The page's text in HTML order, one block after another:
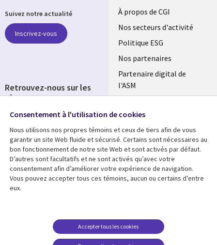
Useful
links
FRANCE
À propos de CGI
Nos secteurs d'activité
Politique ESG
Nos partenaires
Partenaire digital de
l'ASM
Fusions
Ressources
Library
Links
Articles
Blog
Support
Legal
Accessibilité
conditions juridiques
FAQ Carrières
Suivez notre actualité
Inscrivez-vous
Retrouvez-nous sur les
réseaux
Social
Media
FRANCE
Consentement à l'utilisation de cookies
Nous utilisons nos propres témoins et ceux de tiers afin de vous
garantir un site Web fluide et sécurisé. Certains sont nécessaires au
bon fonctionnement de notre site Web et sont activés par défaut.
D’autres sont facultatifs et ne sont activés qu’avec votre
consentement afin d’améliorer votre expérience de navigation.
Vous pouvez accepter tous ces témoins, aucun ou certains d’entre
eux.
Accepter tous les cookies